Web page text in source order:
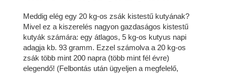
Meddig elég egy 20 kg-os zsák kistestű kutyának?
Mivel ez a kiszerelés nagyon gazdaságos kistestű
kutyák számára: egy átlagos, 5 kg-os kutyus napi
adagja kb. 93 gramm. Ezzel számolva a 20 kg-os
zsák több mint 200 napra (több mint fél évre)
elegendő! (Felbontás után ügyeljen a megfelelő,